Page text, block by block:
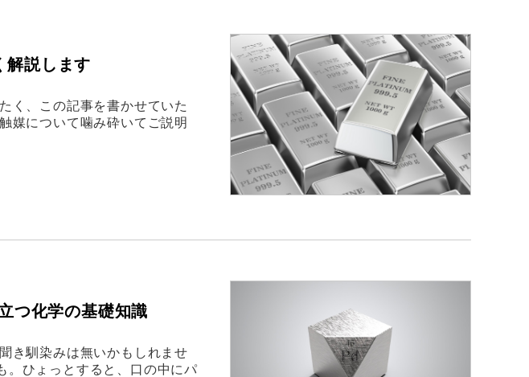
解説します
く、この記事を書かせていた
媒について噛み砕いてご説明
つ化学の基礎知識
き馴染みは無いかもしれませ
。ひょっとすると、口の中にパ